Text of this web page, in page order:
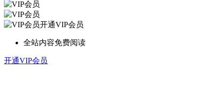
开通VIP会员
全站内容免费阅读
开通VIP会员